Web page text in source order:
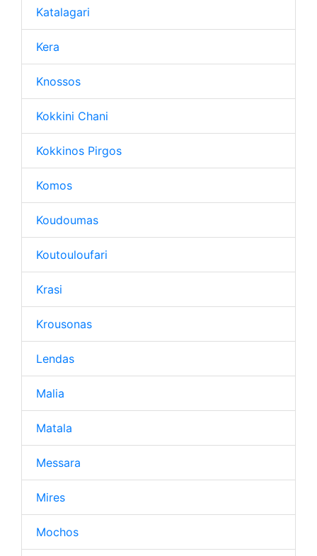
Katalagari
Kera
Knossos
Kokkini Chani
Kokkinos Pirgos
Komos
Koudoumas
Koutouloufari
Krasi
Krousonas
Lendas
Malia
Matala
Messara
Mires
Mochos